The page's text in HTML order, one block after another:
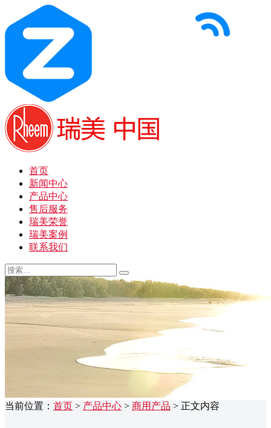
首页
新闻中心
产品中心
售后服务
瑞美荣誉
瑞美案例
联系我们
当前位置： 首页 > 产品中心 > 商用产品 > 正文内容